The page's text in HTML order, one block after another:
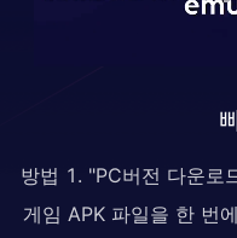
방법 1. "PC버전 다운로
게임 APK 파일을 한 번